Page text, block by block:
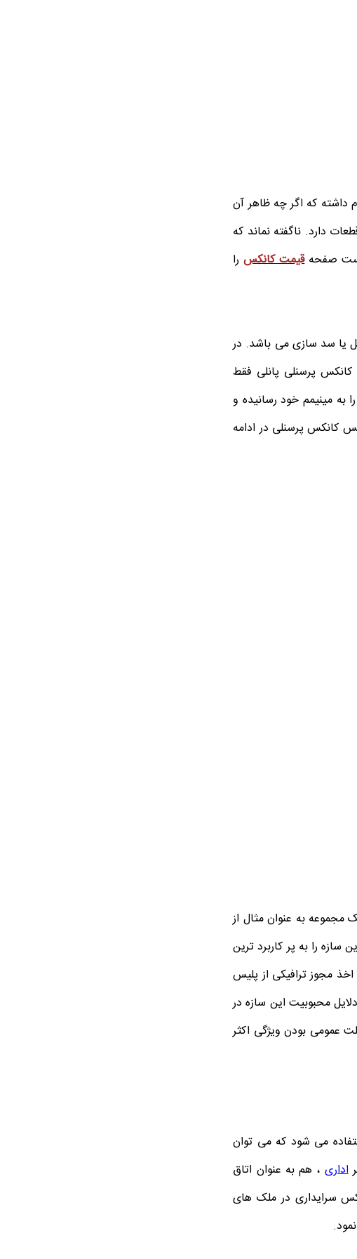
داشته که اگر چه ظاهر آن
دارد. ناگفته نماند که
است صفحهقیمت کانکسرا
یا سد سازی می باشد. در
پرسنلی پانلی فقط
به مینیمم خود رسانیده و
کانکس پرسنلی در ادامه
مجموعه به عنوان مثال از
را به پر کاربرد ترین
مجوز ترافیکی از پلیس
محبوبیت این سازه در
عمومی بودن ویژگی اکثر
می شود که می توان
اداری ، هم به عنوان اتاق
سرایداری در ملک های